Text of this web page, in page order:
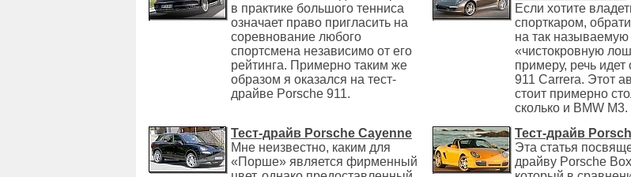
в практике большого тенниса
означает право пригласить на
соревнование любого
спортсмена независимо от его
рейтинга. Примерно таким же
образом я оказался на тест-
драйве Porsche 911.
Если хотите
спорткаром,
на так называемую
«чистокровную
примеру, речь идет
911 Carrera. Этот
стоит примерно
сколько и BMW M3.
Тест-драйв Porsche Cayenne
Мне неизвестно, каким для
«Порше» является фирменный
Тест-драйв
Эта статья
драйву Porsche